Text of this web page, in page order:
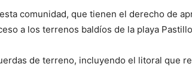
comunidad, que tienen el derecho de
a los terrenos baldíos de la playa
de terreno, incluyendo el litoral que